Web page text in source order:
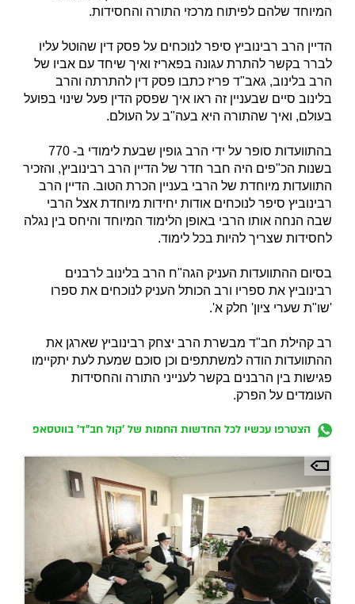
המיוחד שלהם לפיתוח מרכזי התורה והחסידות.
הדיין הרב רבינוביץ סיפר לנוכחים על פסק דין שהוטל עליו
לברר בקשר להתרת עגונה בפאריז ואיך שיחד עם אביו של
הרב בלינוב, גאב"ד פריז כתבו פסק דין להתרתה והרב
בלינוב סיים שבעניין זה ראו איך שפסק הדין פעל שינוי בפועל
בעולם, ואיך שהתורה היא בעה"ב על העולם.
בהתוועדות סופר על ידי הרב גופין שבעת לימודי ב- 770
בשנות הכ"פים היה חבר חדר של הדיין הרב רבינוביץ, והזכיר
התוועדות מיוחדת של הרבי בעניין הכרת הטוב. הדיין הרב
רבינוביץ סיפר לנוכחים אודות יחידות מיוחדת אצל הרבי
שבה הנחה אותו הרבי באופן הלימוד המיוחד והיחס בין נגלה
לחסידות שצריך להיות בכל לימוד.
בסיום ההתוועדות העניק הגה"ח הרב בלינוב לרבנים
רבינוביץ את ספריו ורב הכותל העניק לנוכחים את ספרו
'שו"ת שערי ציון' חלק א'.
רב קהילת חב"ד מבשרת הרב יצחק רבינוביץ שארגן את
ההתוועדות הודה למשתתפים וכן סוכם שמעת לעת יתקיימו
פגישות בין הרבנים בקשר לענייני התורה והחסידות
העומדים על הפרק.
הצטרפו עכשיו לכל החדשות החמות של 'קול חב"ד' בווטסאפ